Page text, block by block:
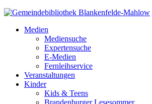
Medien
Mediensuche
Expertensuche
E-Medien
Fernleihservice
Veranstaltungen
Kinder
Kids & Teens
Brandenburger Lesesommer